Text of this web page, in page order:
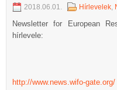
2018.06.01. Hírlevelek,
Newsletter for European
hírlevele:
http://www.news.wifo-gate.org/